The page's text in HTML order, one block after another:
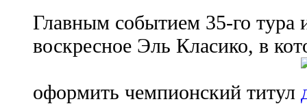
Главным событием 35-го тура
воскресное Эль Класико, в
оформить чемпионский титул